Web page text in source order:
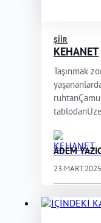
ŞIIR
KEHANET
Taşınmak
ADEM
23 MART